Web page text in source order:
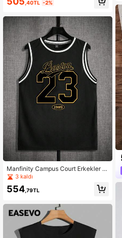
,40TL -2%
Manfinity Campus Court Erkekler B
üyük Beden Atletler
3 kaldı
554 ,79TL